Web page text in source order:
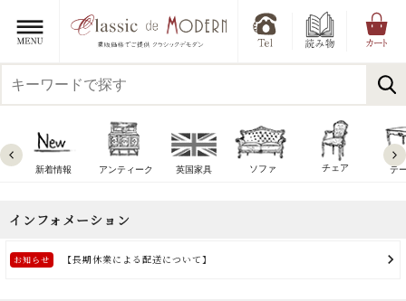
新着情報 アンティーク 英国家具 ソファ チェア テ